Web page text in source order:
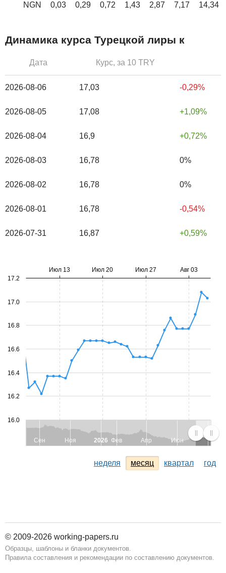
NGN 0,03 0,29 0,72 1,43 2,87 7,17 14,34
Динамика курса Турецкой лиры к
Дата Курс, за 10 TRY
2026-08-06 17,03 -0,29%
2026-08-05 17,08 1,09%
2026-08-04 16,9 0,72%
2026-08-03 16,78 0%
2026-08-02 16,78 0%
2026-08-01 16,78 -0,54%
2026-07-31 16,87 0,59%
Сен Ноя 2026 Фев Апр Июн
Июл 13 Июл 20 Июл 27 Авг 03
16.0
16.2
16.4
16.6
16.8
17.0
17.2
неделя месяц квартал год
© 2009-2026 working-papers.ru
Образцы, шаблоны и бланки документов.
Правила составления и рекомендации по составлению документов.